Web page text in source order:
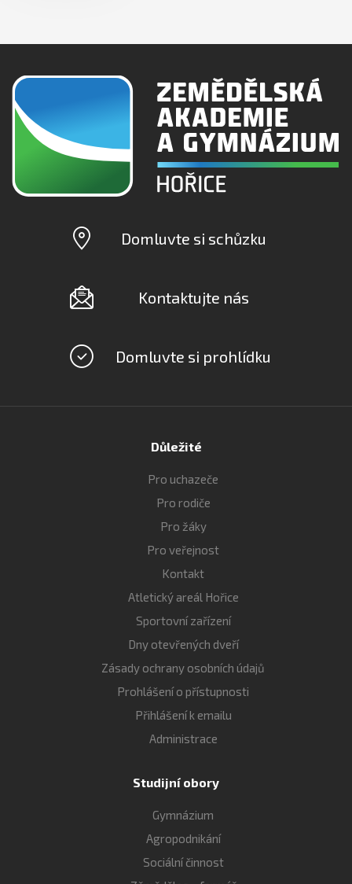
Domluvte si schůzku
Kontaktujte nás
Domluvte si prohlídku
Důležité
Pro uchazeče
Pro rodiče
Pro žáky
Pro veřejnost
Kontakt
Atletický areál Hořice
Sportovní zařízení
Dny otevřených dveří
Zásady ochrany osobních údajů
Prohlášení o přístupnosti
Přihlášení k emailu
Administrace
Studijní obory
Gymnázium
Agropodnikání
Sociální činnost